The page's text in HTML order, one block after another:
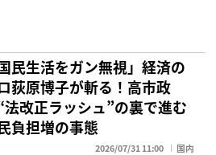
国民生活をガン無視」経済の
荻原博子が斬る！高市政
法改正ラッシュ”の裏で進む
負担増の事態
2026/07/31 11:00 国内